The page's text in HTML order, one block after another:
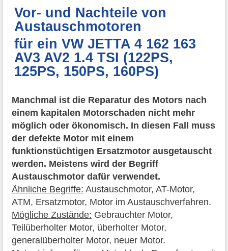
Vor- und Nachteile von
Austauschmotoren
für ein VW JETTA 4 162 163
AV3 AV2 1.4 TSI (122PS,
125PS, 150PS, 160PS)
Manchmal ist die Reparatur des Motors nach
einem kapitalen Motorschaden nicht mehr
möglich oder ökonomisch. In diesen Fall muss
der defekte Motor mit einem
funktionstüchtigen Ersatzmotor ausgetauscht
werden. Meistens wird der Begriff
Austauschmotor dafür verwendet.
Ähnliche Begriffe: Austauschmotor, AT-Motor,
ATM, Ersatzmotor, Motor im Austauschverfahren.
Mögliche Zustände: Gebrauchter Motor,
Teilüberholter Motor, überholter Motor,
generalüberholter Motor, neuer Motor.